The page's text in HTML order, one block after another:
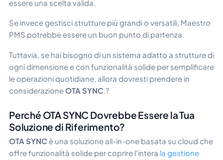
essere una scelta valida.
Se invece gestisci strutture più grandi o versatili, Maestro
PMS potrebbe essere un buon punto di partenza.
Tuttavia, se hai bisogno di un sistema adatto a strutture di
ogni dimensione e con funzionalità solide per semplificare
le operazioni quotidiane, allora dovresti prendere in
considerazioneOTA SYNC .?
Perché OTA SYNC Dovrebbe Essere la Tua
Soluzione di Riferimento?
OTA SYNC è una soluzione all-in-one basata su cloud che
offre funzionalità solide per coprire l'intera la gestione